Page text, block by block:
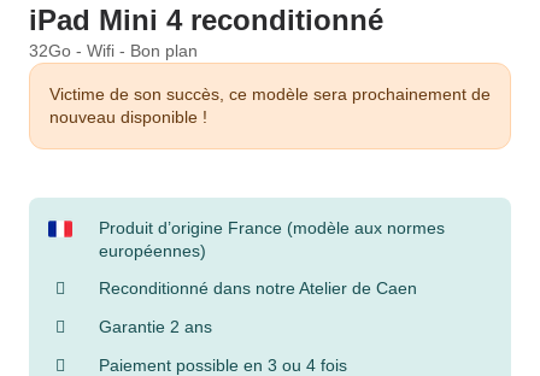
iPad Mini 4 reconditionné
32Go - Wifi - Bon plan
Victime de son succès, ce modèle sera prochainement de
nouveau disponible !
Produit d’origine France (modèle aux normes
européennes)
Reconditionné dans notre Atelier de Caen
Garantie 2 ans
Paiement possible en 3 ou 4 fois